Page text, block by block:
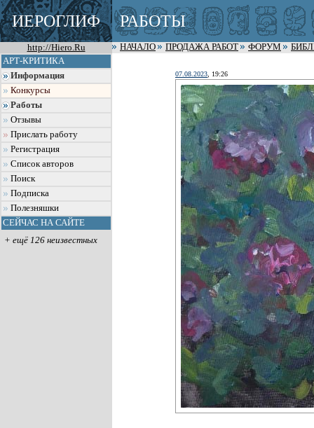
ИЕРОГЛИФ РАБОТЫ
http://Hiero.Ru НАЧАЛО ПРОДАЖА РАБОТ ФОРУМ
АРТ-КРИТИКА
Информация
Конкурсы
Работы
Отзывы
Прислать работу
Регистрация
Список авторов
Поиск
Подписка
Полезняшки
СЕЙЧАС НА САЙТЕ
+ ещё 126 неизвестных
07.08.2023 , 19:26